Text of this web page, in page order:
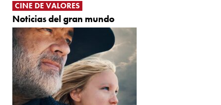
CINE DE VALORES
Noticias del gran mundo